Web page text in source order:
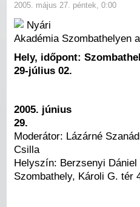
2005. május 27. péntek, 0:00
Nyári
Akadémia Szombathelyen
Hely, időpont:
29-július 02.
2005. június
29.
Moderátor: Lázárné
Csilla
Helyszín: Berzsenyi Dániel
Szombathely, Károli G. tér